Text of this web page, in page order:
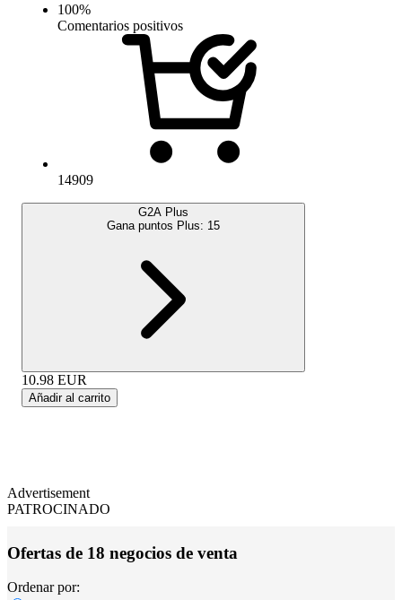
100%
Comentarios positivos
14909
G2A Plus
Gana puntos Plus: 15
10.98 EUR
Añadir al carrito
Advertisement
PATROCINADO
Ofertas de 18 negocios de venta
Ordenar por: